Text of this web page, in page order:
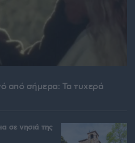
από σήμερα: Τα τυχερά
σε νησιά της